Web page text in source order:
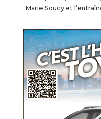
Marie Soucy et